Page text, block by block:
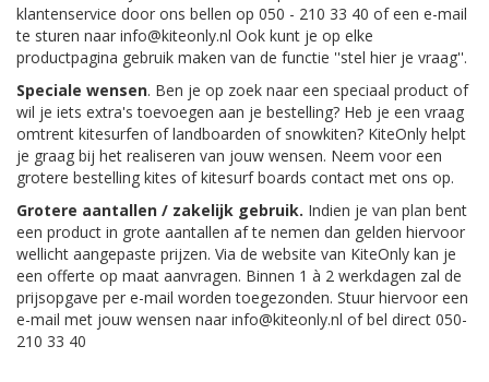
klantenservice door ons bellen op 050 - 210 33 40 of een e-mail
te sturen naar info@kiteonly.nl Ook kunt je op elke
productpagina gebruik maken van de functie ''stel hier je vraag''.
Speciale wensen. Ben je op zoek naar een speciaal product of
wil je iets extra's toevoegen aan je bestelling? Heb je een vraag
omtrent kitesurfen of landboarden of snowkiten? KiteOnly helpt
je graag bij het realiseren van jouw wensen. Neem voor een
grotere bestelling kites of kitesurf boards contact met ons op.
Grotere aantallen / zakelijk gebruik. Indien je van plan bent
een product in grote aantallen af te nemen dan gelden hiervoor
wellicht aangepaste prijzen. Via de website van KiteOnly kan je
een offerte op maat aanvragen. Binnen 1 à 2 werkdagen zal de
prijsopgave per e-mail worden toegezonden. Stuur hiervoor een
e-mail met jouw wensen naar info@kiteonly.nl of bel direct 050-
210 33 40